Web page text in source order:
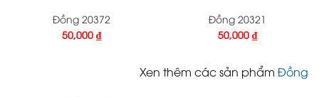
Đồng 20372
50,000 ₫
Đồng 20321
50,000 ₫
Xen thêm các sản phẩm Đồng